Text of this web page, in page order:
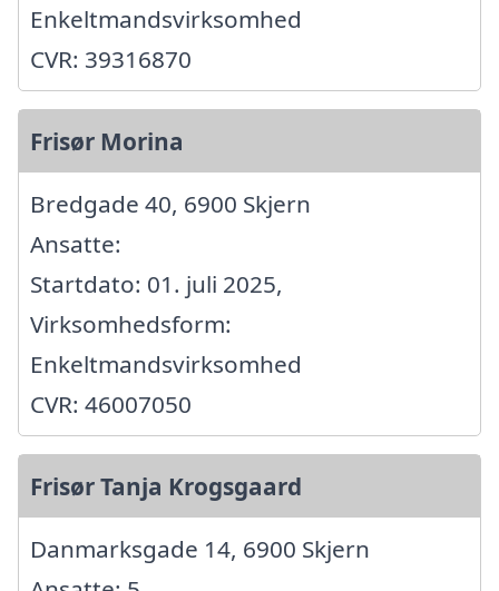
Enkeltmandsvirksomhed
CVR: 39316870
Frisør Morina
Bredgade 40, 6900 Skjern
Ansatte:
Startdato: 01. juli 2025,
Virksomhedsform:
Enkeltmandsvirksomhed
CVR: 46007050
Frisør Tanja Krogsgaard
Danmarksgade 14, 6900 Skjern